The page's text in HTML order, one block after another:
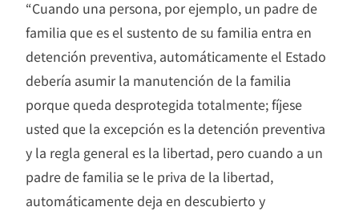
“Cuando una persona, por ejemplo, un padre de
familia que es el sustento de su familia entra en
detención preventiva, automáticamente el Estado
debería asumir la manutención de la familia
porque queda desprotegida totalmente; fíjese
usted que la excepción es la detención preventiva
y la regla general es la libertad, pero cuando a un
padre de familia se le priva de la libertad,
automáticamente deja en descubierto y